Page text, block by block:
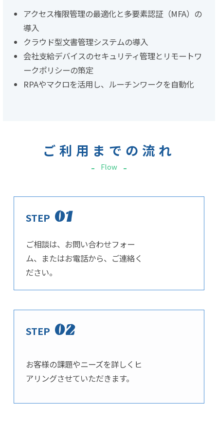
アクセス権限管理の最適化と多要素認証（MFA）の
導入
クラウド型文書管理システムの導入
会社支給デバイスのセキュリティ管理とリモートワ
ークポリシーの策定
RPAやマクロを活用し、ルーチンワークを自動化
ご利用までの流れ
Flow
STEP 01
ご相談は、 お問い合わせフォー
ム、またはお電話から、ご連絡く
ださい。
STEP 02
お客様の課題やニーズを詳しくヒ
アリングさせていただきます。